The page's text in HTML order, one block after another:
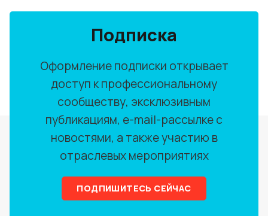
Подписка
Оформление подписки открывает
доступ к профессиональному
сообществу, эксклюзивным
публикациям, e-mail-рассылке с
новостями, а также участию в
отраслевых мероприятиях
ПОДПИШИТЕСЬ СЕЙЧАС